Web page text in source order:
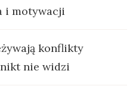
i motywacji
konflikty
nie widzi